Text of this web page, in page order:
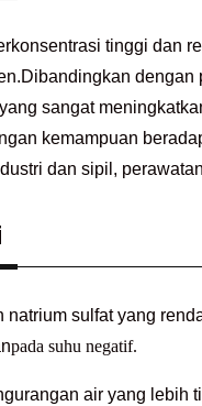
tinggi dan
sangat
kemampuan
dan sipil,
natrium sulfat yang
pada suhu negatif.
air yang lebih